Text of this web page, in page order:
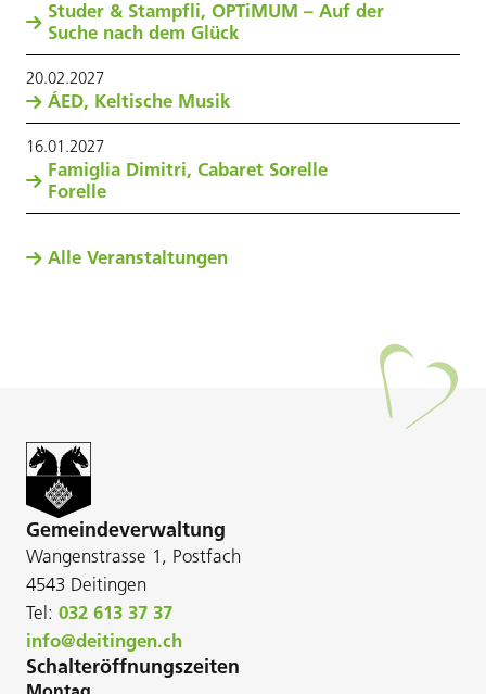
Studer & Stampfli, OPTiMUM – Auf der
Suche nach dem Glück
20.02.2027
ÁED, Keltische Musik
16.01.2027
Famiglia Dimitri, Cabaret Sorelle
Forelle
Alle Veranstaltungen
Gemeindeverwaltung
Wangenstrasse 1, Postfach
4543 Deitingen
Tel: 032 613 37 37
info@deitingen.ch
Schalteröffnungszeiten